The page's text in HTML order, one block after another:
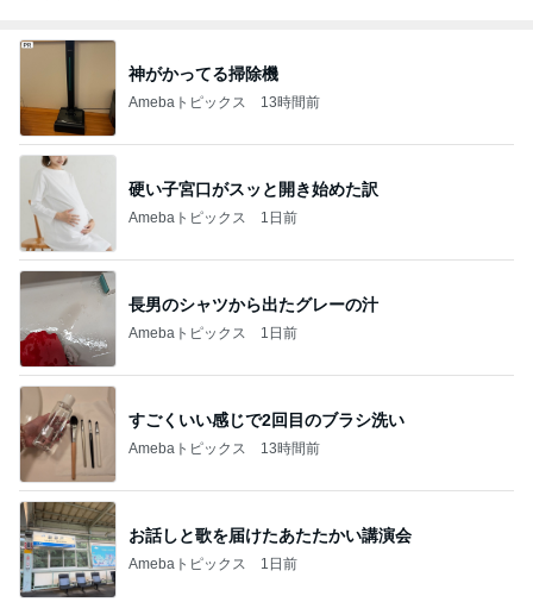
神がかってる掃除機
Amebaトピックス 13時間前
硬い子宮口がスッと開き始めた訳
Amebaトピックス 1日前
長男のシャツから出たグレーの汁
Amebaトピックス 1日前
すごくいい感じで2回目のブラシ洗い
Amebaトピックス 13時間前
お話しと歌を届けたあたたかい講演会
Amebaトピックス 1日前